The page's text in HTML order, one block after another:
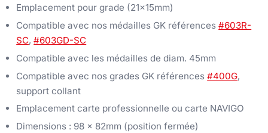
Emplacement pour grade (21x15mm)
Compatible avec nos médailles GK références#603R-
SC,#603GD-SC
Compatible avec les médailles de diam. 45mm
Compatible avec nos grades GK références#400G,
support collant
Emplacement carte professionnelle ou carte NAVIGO
Dimensions : 98 x 82mm (position fermée)